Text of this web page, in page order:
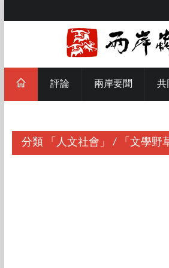
評論 兩岸要聞 共
分類 「人文社會」 / 「文學野